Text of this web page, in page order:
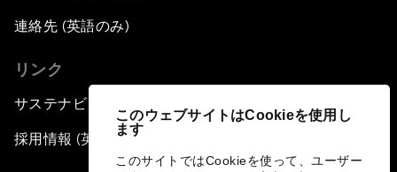
このウェブサイトはCookieを使用し
ます
このサイトではCookieを使って、ユーザー
連絡先 (英語のみ)
リンク
サステナビリティへの取り組み
採用情報 (英語のみ)